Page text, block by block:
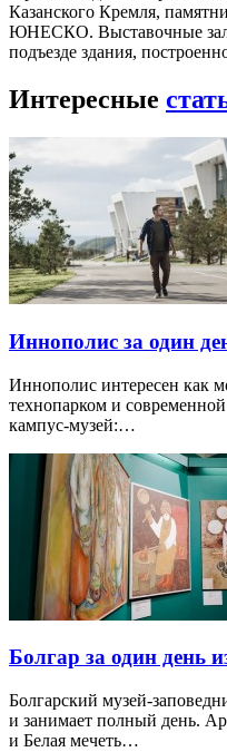
Казанского Кремля,
ЮНЕСКО. Выставочные
подъезде здания,
Интересные
Иннополис за один
Иннополис интересен как
технопарком и
кампус-музей:…
Болгар за один день
Болгарский музей-
и занимает полный день.
и Белая мечеть…